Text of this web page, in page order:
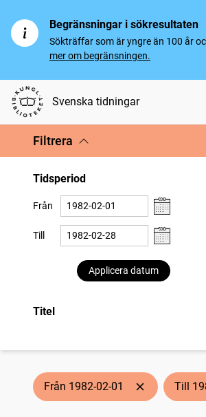
Begränsningar i sökresultaten
Sökträffar som är yngre än 100 år
mer om begränsningen.
Svenska tidningar
Filtrera
Tidsperiod
Från
Till
Applicera datum
Titel
Från 1982-02-01 Till